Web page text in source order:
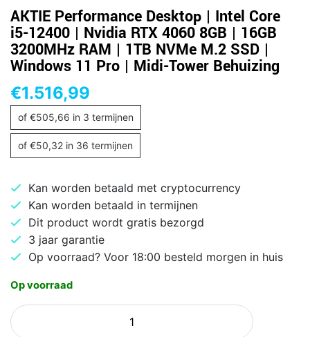
AKTIE Performance Desktop | Intel Core
i5-12400 | Nvidia RTX 4060 8GB | 16GB
3200MHz RAM | 1TB NVMe M.2 SSD |
Windows 11 Pro | Midi-Tower Behuizing
€1.516,99
of €505,66 in 3 termijnen
of €50,32 in 36 termijnen
Kan worden betaald met cryptocurrency
Kan worden betaald in termijnen
Dit product wordt gratis bezorgd
3 jaar garantie
Op voorraad? Voor 18:00 besteld morgen in huis
Op voorraad
AKTIE
Performance